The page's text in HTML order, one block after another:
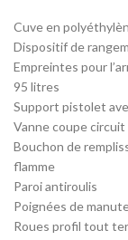
Cuve en
Dispositif de
Empreintes pour
95 litres
Support pistolet
Vanne coupe circuit
Bouchon de
flamme
Paroi antiroulis
Poignées de
Roues profil tout